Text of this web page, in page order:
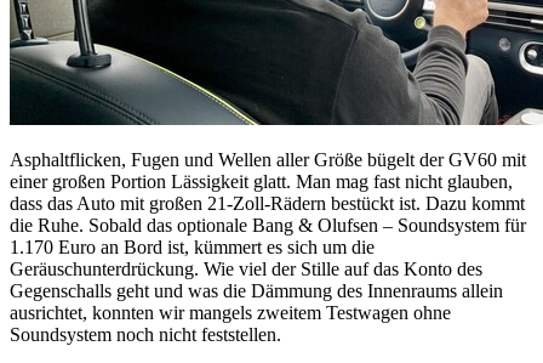
Asphaltflicken, Fugen und Wellen aller Größe bügelt der GV60 mit
einer großen Portion Lässigkeit glatt. Man mag fast nicht glauben,
dass das Auto mit großen 21-Zoll-Rädern bestückt ist. Dazu kommt
die Ruhe. Sobald das optionale Bang & Olufsen – Soundsystem für
1.170 Euro an Bord ist, kümmert es sich um die
Geräuschunterdrückung. Wie viel der Stille auf das Konto des
Gegenschalls geht und was die Dämmung des Innenraums allein
ausrichtet, konnten wir mangels zweitem Testwagen ohne
Soundsystem noch nicht feststellen.